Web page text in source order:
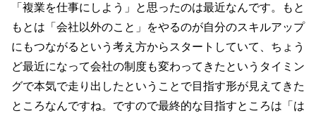
「複業を仕事にしよう」と思ったのは最近なんです。もと
もとは「会社以外のこと」をやるのが自分のスキルアップ
にもつながるという考え方からスタートしていて、ちょう
ど最近になって会社の制度も変わってきたというタイミン
グで本気で走り出したということで目指す形が見えてきた
ところなんですね。ですので最終的な目指すところは「は